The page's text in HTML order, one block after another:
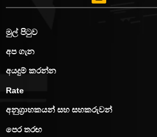
මුල් පිටුව
අප ගැන
අයදුම් කරන්න
Rate
අනුග්‍රාහකයන් සහ සහකරුවන්
පෙර තරඟ